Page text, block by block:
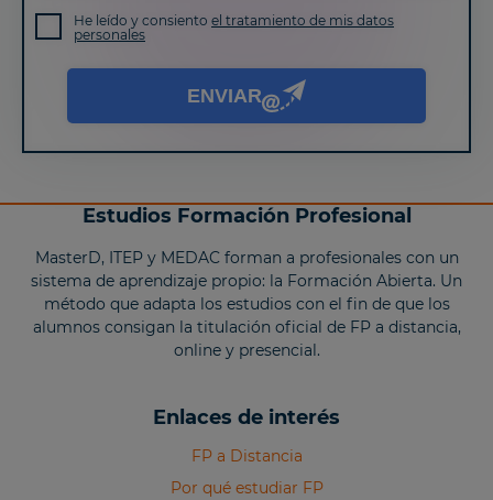
Derechos: Puede acceder, rectificar y suprimir sus datos,
así como otros derechos tal y como se explica en nuestra
He leído y consiento el tratamiento de mis datos
personales
ENVIAR
Estudios Formación Profesional
MasterD, ITEP y MEDAC forman a profesionales con un
sistema de aprendizaje propio: la Formación Abierta. Un
método que adapta los estudios con el fin de que los
alumnos consigan la titulación oficial de FP a distancia,
online y presencial.
Enlaces de interés
FP a Distancia
Por qué estudiar FP